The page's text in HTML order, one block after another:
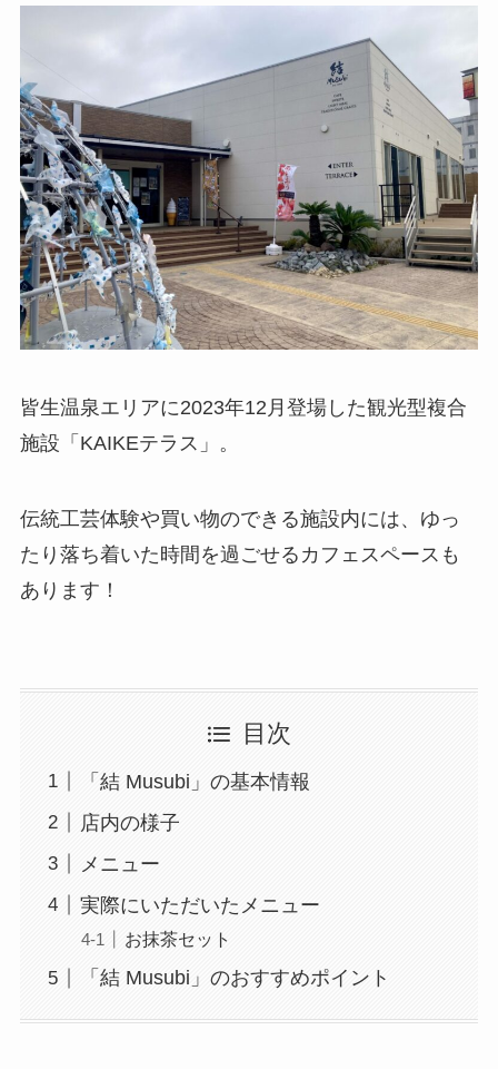
皆生温泉エリアに2023年12月登場した観光型複合
施設「KAIKEテラス」。
伝統工芸体験や買い物のできる施設内には、ゆっ
たり落ち着いた時間を過ごせるカフェスペースも
あります！
目次
「結 Musubi」の基本情報
店内の様子
メニュー
実際にいただいたメニュー
お抹茶セット
「結 Musubi」のおすすめポイント